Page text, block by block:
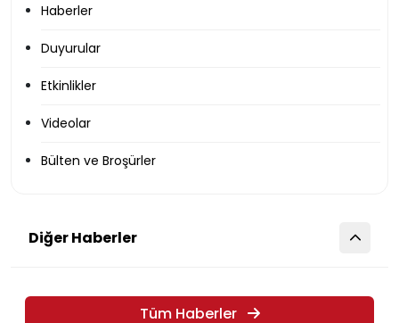
Haberler
Duyurular
Etkinlikler
Videolar
Bülten ve Broşürler
Diğer Haberler
Tüm Haberler